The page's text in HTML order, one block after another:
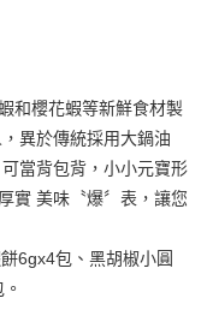
和櫻花蝦等新鮮食材製
異於傳統採用大鍋油
當背包背，小小元寶形
實 美味〝爆〞表，讓您
6gx4包、黑胡椒小圓